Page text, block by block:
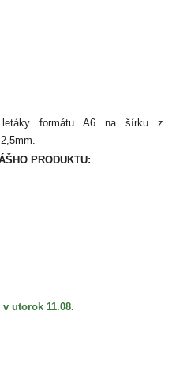
formátu A6 na šírku z
PRODUKTU:
utorok 11.08.